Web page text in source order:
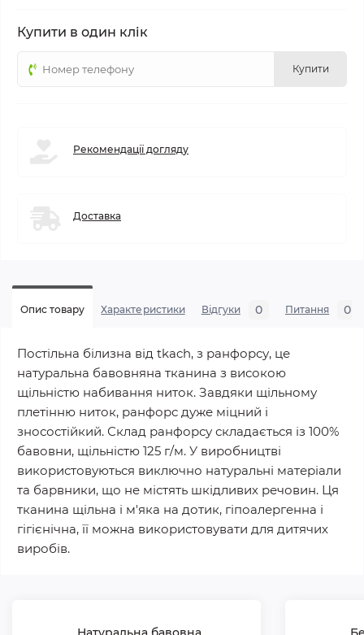
Купити в один клік
Купити
Рекомендації догляду
Доставка
Опис товару Характеристики Відгуки 0 Питання 0
Постільна білизна від tkach, з ранфорсу, це
натуральна бавовняна тканина з високою
щільністю набивання ниток. Завдяки щільному
плетінню ниток, ранфорс дуже міцний і
зносостійкий. Склад ранфорсу складається із 100%
бавовни, щільністю 125 г/м. У виробництві
використовуються виключно натуральні матеріали
та барвники, що не містять шкідливих речовин. Ця
тканина щільна і м'яка на дотик, гіпоалергенна і
гігієнічна, її можна використовувати для дитячих
виробів.